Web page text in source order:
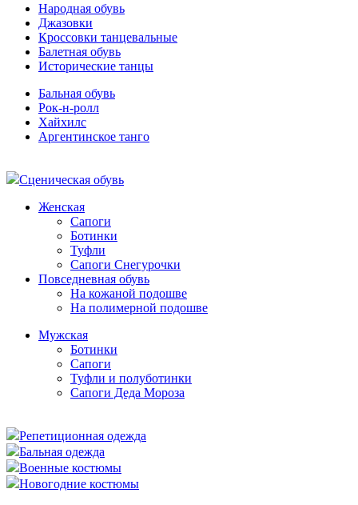
Народная обувь
Джазовки
Кроссовки танцевальные
Балетная обувь
Исторические танцы
Бальная обувь
Рок-н-ролл
Хайхилс
Аргентинское танго
Сценическая обувь
Женская
Сапоги
Ботинки
Туфли
Сапоги Снегурочки
Повседневная обувь
На кожаной подошве
На полимерной подошве
Мужская
Ботинки
Сапоги
Туфли и полуботинки
Сапоги Деда Мороза
Репетиционная одежда
Бальная одежда
Военные костюмы
Новогодние костюмы